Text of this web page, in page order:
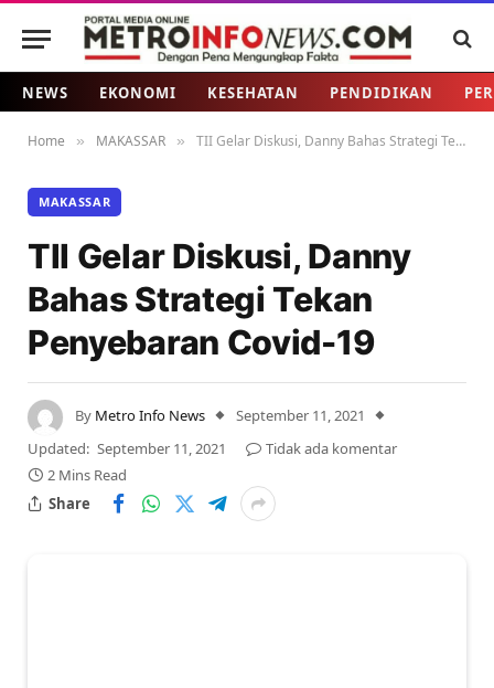
NEWS EKONOMI KESEHATAN PENDIDIKAN
Home » MAKASSAR » TII Gelar Diskusi, Danny Bahas Strategi Tekan Penyebaran Covid-19
MAKASSAR
TII Gelar Diskusi, Danny
Bahas Strategi Tekan
Penyebaran Covid-19
By Metro Info News
September 11, 2021
Updated: September 11, 2021
Tidak ada komentar
2 Mins Read
Share